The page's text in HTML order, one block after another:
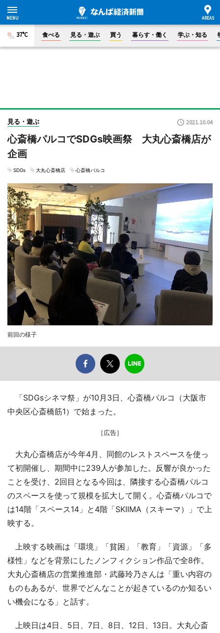
37°C 食べる 見る・遊ぶ 買う 暮らす・働く 学ぶ・知る
見る・遊ぶ 2021.10.04
心斎橋パルコでSDGs映画祭 大丸心斎橋店が
企画
SDGs 大丸心斎橋店 心斎橋パルコ
前回の様子
「SDGsシネマ祭」が10月3日、心斎橋パルコ（大阪市
中央区心斎橋筋1）で始まった。
［広告］
大丸心斎橋店が今年4月、同館のレストスペースを使っ
て初開催し、期間中に239人が参加した。反響が良かった
ことを受け、2回目となる今回は、隣接する心斎橋パルコ
のスペースを使って規模を拡大して開く。心斎橋パルコで
は14階「スペース14」と4階「SKIIMA（スキーマ）」で上
映する。
上映する映画は「環境」「貧困」「教育」「資源」「多
様性」などを背景にしたノンフィクション作品で全8作。
大丸心斎橋店の営業推進部・武藤玲乃さんは「重い内容の
ものもあるが、世界でどんなことが起きているのか知るい
い機会になる」と話す。
上映日は4日、5日、7日、8日、12日、13日。大丸心斎